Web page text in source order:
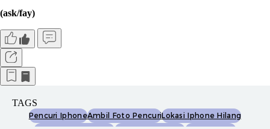
(ask/fay)
TAGS
Pencuri IphoneAmbil Foto PencuriLokasi Iphone Hilang